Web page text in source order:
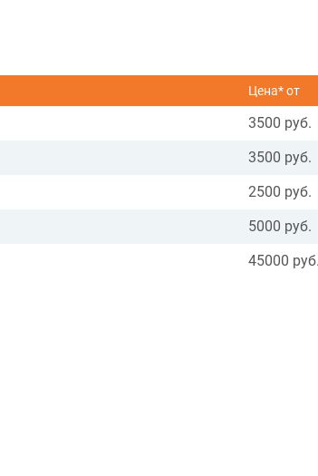
Цена* от
3500 руб.
3500 руб.
2500 руб.
5000 руб.
45000 руб.